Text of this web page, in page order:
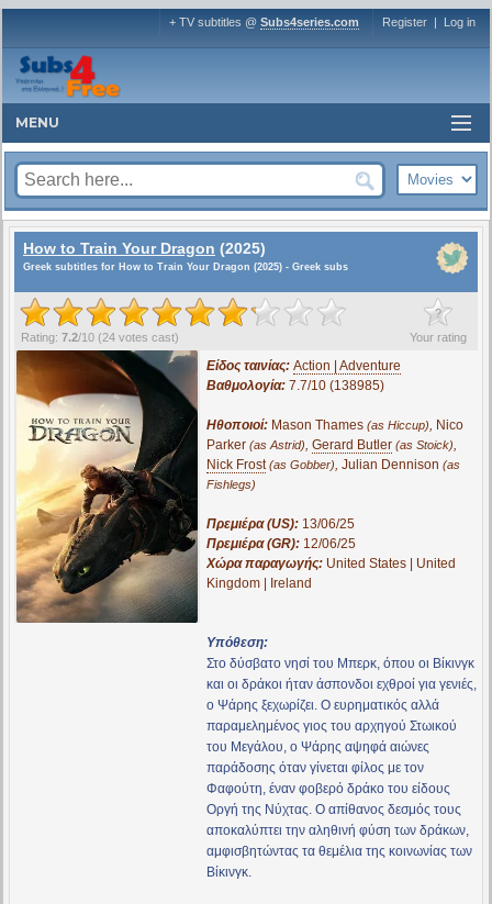
+ TV subtitles @ Subs4series.com Register | Log in
MENU
How to Train Your Dragon (2025)
Greek subtitles for How to Train Your Dragon (2025) - Greek subs
?
Your rating
Rating: 7.2/10 (24 votes cast)
Είδος ταινίας: Action | Adventure
Βαθμολογία: 7.7/10 (138985)
Ηθοποιοί: Mason Thames (as Hiccup), Nico
Parker (as Astrid), Gerard Butler (as Stoick),
Nick Frost (as Gobber), Julian Dennison (as
Fishlegs)
Πρεμιέρα (US): 13/06/25
Πρεμιέρα (GR): 12/06/25
Χώρα παραγωγής: United States | United
Kingdom | Ireland
Υπόθεση:
Στο δύσβατο νησί του Μπερκ, όπου οι Βίκινγκ
και οι δράκοι ήταν άσπονδοι εχθροί για γενιές,
ο Ψάρης ξεχωρίζει. Ο ευρηματικός αλλά
παραμελημένος γιος του αρχηγού Στωικού
του Μεγάλου, ο Ψάρης αψηφά αιώνες
παράδοσης όταν γίνεται φίλος με τον
Φαφούτη, έναν φοβερό δράκο του είδους
Οργή της Νύχτας. Ο απίθανος δεσμός τους
αποκαλύπτει την αληθινή φύση των δράκων,
αμφισβητώντας τα θεμέλια της κοινωνίας των
Βίκινγκ.